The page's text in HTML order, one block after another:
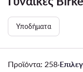
Υποδήματα
Προϊόντα: 258·